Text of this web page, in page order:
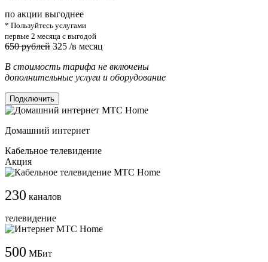
по акции выгоднее
* Пользуйтесь услугами
первые 2 месяца с выгодой
650 рублей 325 /в месяц
В стоимость тарифа не включены
дополнительные услуги и оборудование
Подключить
Домашний интернет
Кабельное телевидение
Акция
230 каналов
телевидение
500 МБит